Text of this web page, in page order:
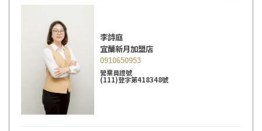
李詩庭
宜蘭新月加盟店
0910650953
營業員證號
(111)登字第418348號